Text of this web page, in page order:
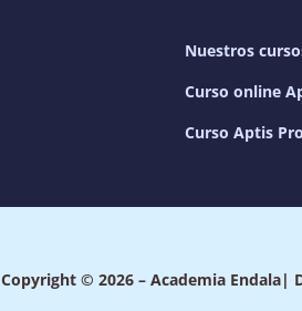
Nuestros
Curso online
Curso Aptis
Copyright © 2026 – Academia Endala|